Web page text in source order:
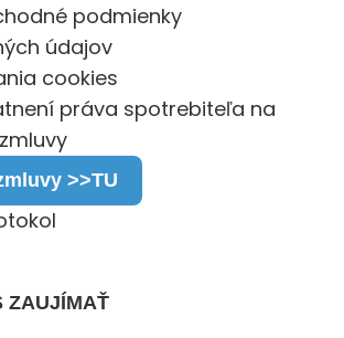
podmienky
údajov
cookies
práva spotrebiteľa na
>>TU
ZAUJÍMAŤ